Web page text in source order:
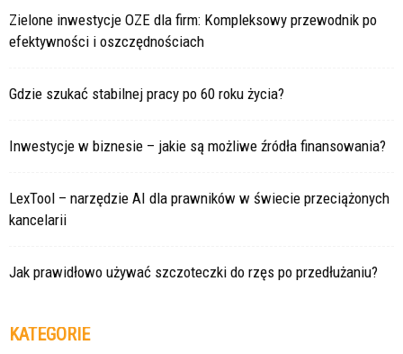
Zielone inwestycje OZE dla firm: Kompleksowy przewodnik po
efektywności i oszczędnościach
Gdzie szukać stabilnej pracy po 60 roku życia?
Inwestycje w biznesie – jakie są możliwe źródła finansowania?
LexTool – narzędzie AI dla prawników w świecie przeciążonych
kancelarii
Jak prawidłowo używać szczoteczki do rzęs po przedłużaniu?
KATEGORIE